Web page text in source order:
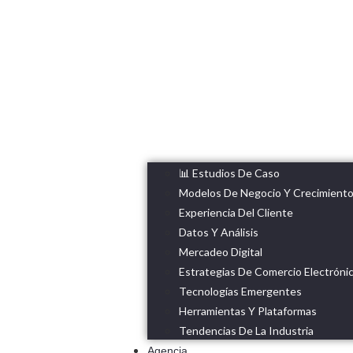
📊 Estudios De Caso
Modelos De Negocio Y Crecimiento
Experiencia Del Cliente
Datos Y Análisis
Mercadeo Digital
Estrategias De Comercio
Tecnologías Emergentes
Herramientas Y Plataformas
Tendencias De La Industria
Agencia